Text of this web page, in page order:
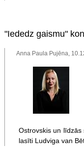
"Iededz gaismu"
Anna Paula Pujēna,
Ostrovskis un
lasīti Ludviga van